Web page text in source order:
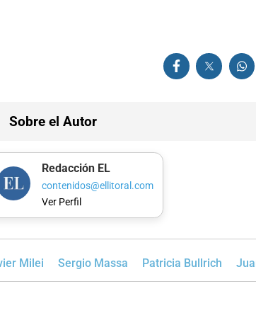
Sobre el Autor
Redacción EL
contenidos@ellitoral.com
Ver Perfil
Milei Sergio Massa Patricia Bullrich